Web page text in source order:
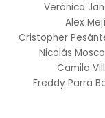
Verónica
Alex
Cristopher
Nicolás
Camila
Freddy Parra